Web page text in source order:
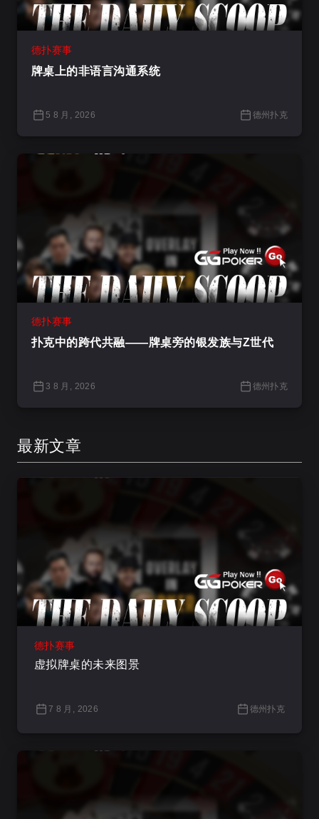
德扑赛事
牌桌上的非语言沟通系统
5 8 月, 2026 德州扑克
德扑赛事
扑克中的跨代共融——牌桌旁的银发族与Z世代
3 8 月, 2026 德州扑克
最新文章
德扑赛事
虚拟牌桌的未来图景
7 8 月, 2026 德州扑克